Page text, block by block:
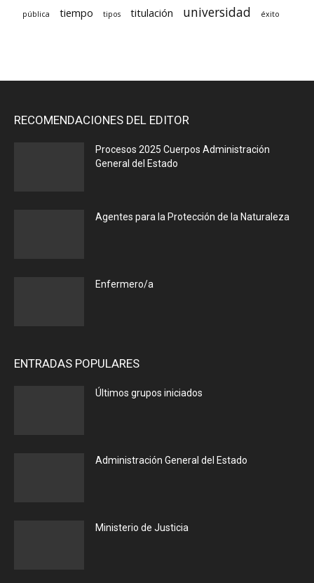
pública tiempo tipos titulación universidad éxito
RECOMENDACIONES DEL EDITOR
Procesos 2025 Cuerpos Administración
General del Estado
Agentes para la Protección de la Naturaleza
Enfermero/a
ENTRADAS POPULARES
Últimos grupos iniciados
Administración General del Estado
Ministerio de Justicia